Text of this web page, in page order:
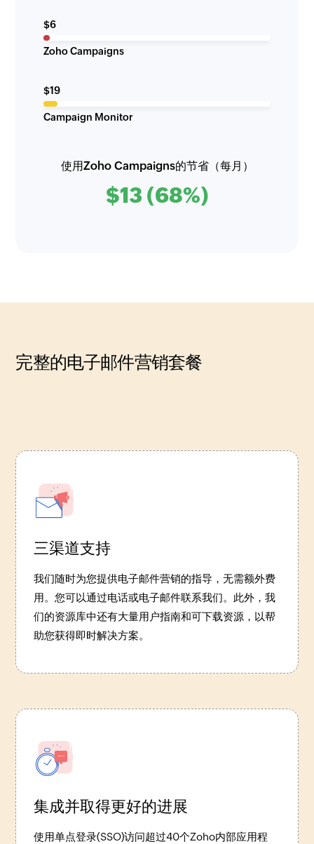
$6
Zoho Campaigns
$19
Campaign Monitor
使用Zoho Campaigns的节省（每月）
$13 (68%)
完整的电子邮件营销套餐
三渠道支持
我们随时为您提供电子邮件营销的指导，无需额外费
用。您可以通过电话或电子邮件联系我们。此外，我
们的资源库中还有大量用户指南和可下载资源，以帮
助您获得即时解决方案。
集成并取得更好的进展
使用单点登录(SSO)访问超过40个Zoho内部应用程